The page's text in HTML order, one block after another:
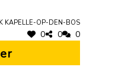
op-den-Bos
0 0 0